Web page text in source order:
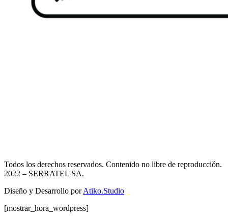
Todos los derechos reservados. Contenido no libre de reproducción.
2022 – SERRATEL SA.
Diseño y Desarrollo porAtiko.Studio
[mostrar_hora_wordpress]